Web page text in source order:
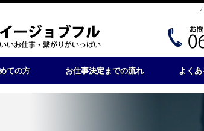
ての方 お仕事決定までの流れ よく